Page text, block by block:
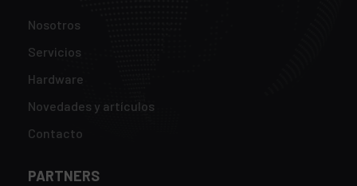
Nosotros
Servicios
Hardware
Novedades y artículos
Contacto
PARTNERS